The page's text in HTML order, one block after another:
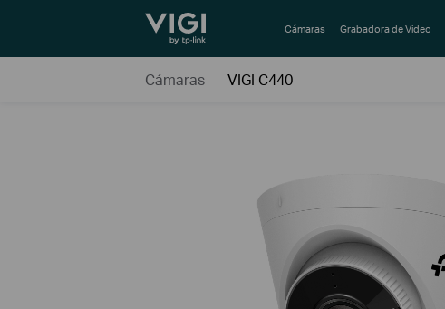
TP-Link, Reliably Smart Cámaras Grabadora de Video
Cámaras VIGI C440